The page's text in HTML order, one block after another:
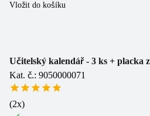
Vložit do košíku
Učitelský kalendář - 3 ks + placka
Kat. č.: 9050000071
(2x)